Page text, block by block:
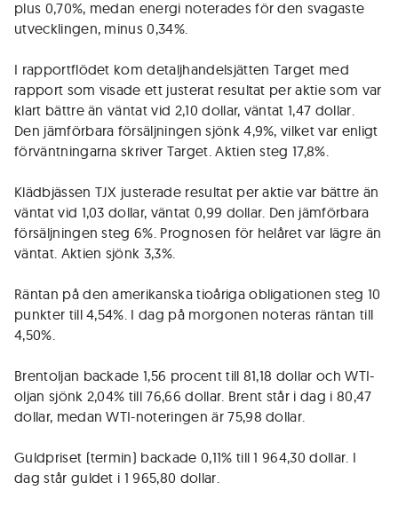
plus 0,70%, medan energi noterades för den svagaste
utvecklingen, minus 0,34%.
I rapportflödet kom detaljhandelsjätten Target med
rapport som visade ett justerat resultat per aktie som var
klart bättre än väntat vid 2,10 dollar, väntat 1,47 dollar.
Den jämförbara försäljningen sjönk 4,9%, vilket var enligt
förväntningarna skriver Target. Aktien steg 17,8%.
Klädbjässen TJX justerade resultat per aktie var bättre än
väntat vid 1,03 dollar, väntat 0,99 dollar. Den jämförbara
försäljningen steg 6%. Prognosen för helåret var lägre än
väntat. Aktien sjönk 3,3%.
Räntan på den amerikanska tioåriga obligationen steg 10
punkter till 4,54%. I dag på morgonen noteras räntan till
4,50%.
Brentoljan backade 1,56 procent till 81,18 dollar och WTI-
oljan sjönk 2,04% till 76,66 dollar. Brent står i dag i 80,47
dollar, medan WTI-noteringen är 75,98 dollar.
Guldpriset (termin) backade 0,11% till 1 964,30 dollar. I
dag står guldet i 1 965,80 dollar.